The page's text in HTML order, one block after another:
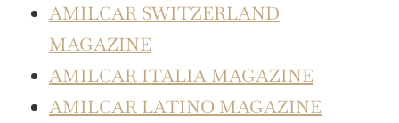
AMILCAR SWITZERLAND
MAGAZINE
AMILCAR ITALIA MAGAZINE
AMILCAR LATINO MAGAZINE